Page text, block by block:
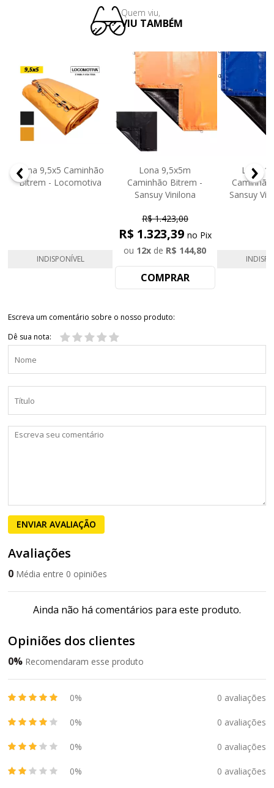
Quem viu,
VIU TAMBÉM
Lona 9,5x5 Caminhão
Bitrem - Locomotiva
INDISPONÍVEL
Lona 9,5x5m
Caminhão Bitrem -
Sansuy Vinilona
R$ 1.423,00
ou 12x de R$ 144,80
R$ 1.323,39 no Pix
COMPRAR
Lona
Sansuy
Escreva um comentário sobre o nosso produto:
Dê sua nota:
ENVIAR AVALIAÇÃO
Avaliações
0 Média entre 0 opiniões
Ainda não há comentários para este produto.
Opiniões dos clientes
0% Recomendaram esse produto
0% 0 avaliações
0% 0 avaliações
0% 0 avaliações
0% 0 avaliações